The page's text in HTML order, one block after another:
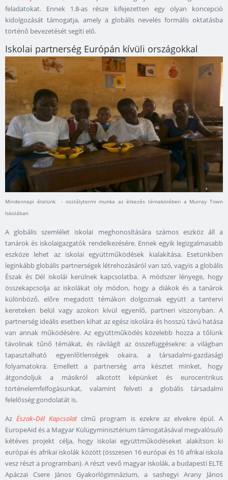
feladatokat. Ennek 1.8-as része kifejezetten egy olyan koncepció
kidolgozását támogatja, amely a globális nevelés formális oktatásba
történő bevezetését segíti elő.
Iskolai partnerség Európán kívüli országokkal
Mindennapi ételünk - osztálytermi munka az étkezés témakörében a Murray Town
Iskolában
A globális szemlélet iskolai meghonosítására számos eszköz áll a
tanárok és iskolaigazgatók rendelkezésére. Ennek egyik legizgalmasabb
eszköze lehet az iskolai együttműködések kialakítása. Esetünkben
leginkább globális partnerségek létrehozásáról van szó, vagyis a globális
Észak és Dél iskolái kerülnek kapcsolatba. A módszer lényege, hogy
összekapcsolja az iskolákat oly módon, hogy a diákok és a tanárok
különböző, előre megadott témákon dolgoznak együtt a tantervi
kereteken belül vagy azokon kívül egyenlő, partneri viszonyban. A
partnerség ideális esetben kihat az egész iskolára és hosszú távú hatása
van annak működésére. Az együttműködés közelebb hozza a tőlünk
távolinak tűnő témákat, és rávilágít az összefüggésekre: a világban
tapasztalható egyenlőtlenségek okaira, a társadalmi-gazdasági
folyamatokra. Emellett a partnerség arra késztet minket, hogy
átgondoljuk a másikról alkotott képünket és eurocentrikus
történelemfelfogásunkat, valamint felveti a globális társadalmi
felelősség gondolatát is.
AzÉszak–Dél Kapcsolatcímű program is ezekre az elvekre épül. A
EuropeAid és a Magyar Külügyminisztérium támogatásával megvalósuló
kétéves projekt célja, hogy iskolai együttműködéseket alakítson ki
európai és afrikai iskolák között (összesen 16 európai és 16 afrikai iskola
vesz részt a programban). A részt vevő magyar iskolák, a budapesti ELTE
Apáczai Csere János Gyakorlógimnázium, a sashegyi Arany János